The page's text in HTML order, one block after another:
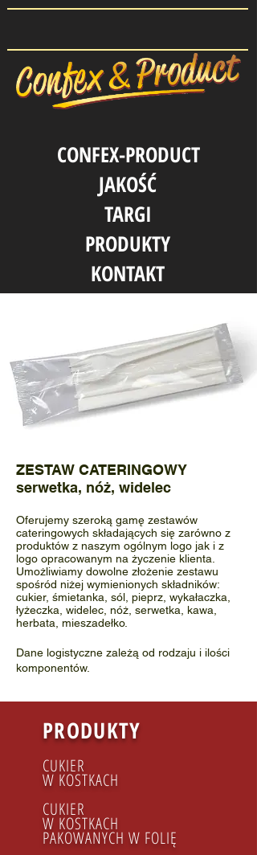
CONFEX-PRODUCT
JAKOŚĆ
TARGI
PRODUKTY
KONTAKT
ZESTAW CATERINGOWY
serwetka, nóż, widelec
Oferujemy szeroką gamę zestawów
cateringowych składających się zarówno z
produktów z naszym ogólnym logo jak i z
logo opracowanym na życzenie klienta.
Umożliwiamy dowolne złożenie zestawu
spośród niżej wymienionych składników:
cukier, śmietanka, sól, pieprz, wykałaczka,
łyżeczka, widelec, nóż, serwetka, kawa,
herbata, mieszadełko.
Dane logistyczne zależą od rodzaju i ilości
komponentów.
PRODUKTY
CUKIER
W KOSTKACH
CUKIER
W KOSTKACH
PAKOWANYCH W FOLIĘ